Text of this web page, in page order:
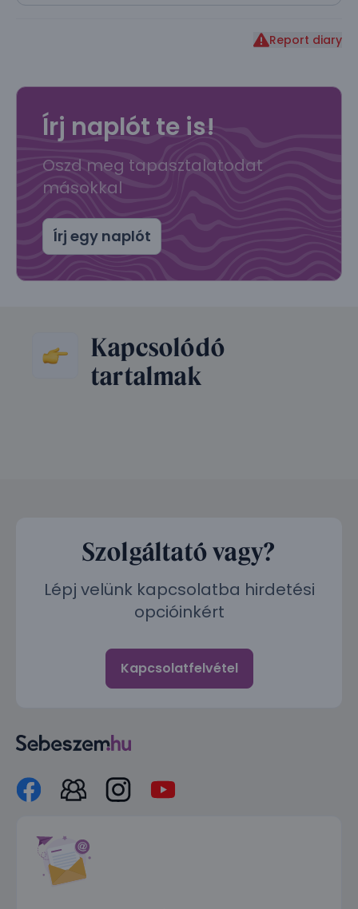
Report diary
Írj naplót te is!
Oszd meg tapasztalatodat
másokkal
Írj egy naplót
Kapcsolódó
tartalmak
Szolgáltató vagy?
Lépj velünk kapcsolatba hirdetési
opcióinkért
Kapcsolatfelvétel